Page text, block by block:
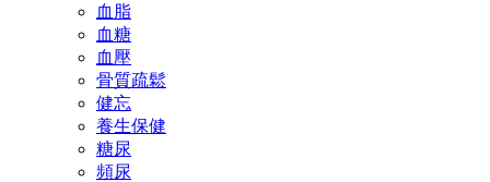
血脂
血糖
血壓
骨質疏鬆
健忘
養生保健
糖尿
頻尿